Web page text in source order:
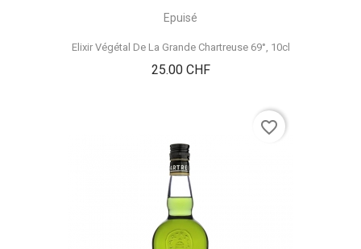
Epuisé
Elixir Végétal De La Grande Chartreuse 69°, 10cl
25.00 CHFPrix
favorite_border